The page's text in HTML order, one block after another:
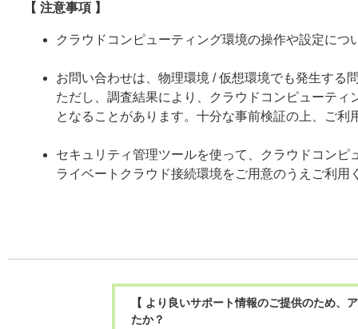
【 注意事項 】
クラウドコンピューティング環境の操作や設定に
お問い合わせは、物理環境 / 仮想環境でも発生する
ただし、調査結果により、クラウドコンピューテ
となることがあります。十分な事前検証の上、ご
セキュリティ管理ツールを使って、クラウドコン
ライベートクラウド接続環境をご用意のうえご利用
【 より良いサポート情報のご提供のため
たか？